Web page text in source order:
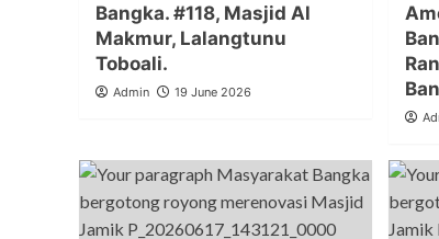
Bangka. #118, Masjid Al
Makmur, Lalangtunu
Toboali.
Admin 19 June 2026